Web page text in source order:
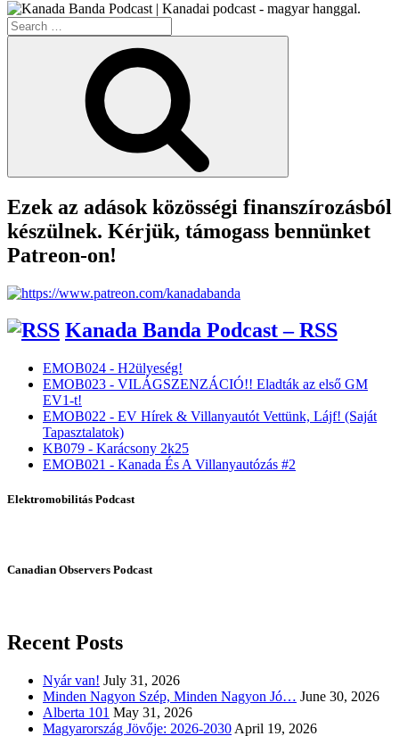
COVID-
A
Világjárvány”
Search
for:
Ezek az adások közösségi finanszírozásból
készülnek. Kérjük, támogass bennünket
Patreon-on!
Kanada Banda Podcast – RSS
EMOB024 - H2ülyeség!
EMOB023 - VILÁGSZENZÁCIÓ!! Eladták az első GM
EV1-t!
EMOB022 - EV Hírek & Villanyautót Vettünk, Lájf! (Saját
Tapasztalatok)
KB079 - Karácsony 2k25
EMOB021 - Kanada És A Villanyautózás #2
Elektromobilitás Podcast
Canadian Observers Podcast
Recent Posts
Nyár van! July 31, 2026
Minden Nagyon Szép, Minden Nagyon Jó… June 30, 2026
Alberta 101 May 31, 2026
Magyarország Jövője: 2026-2030 April 19, 2026